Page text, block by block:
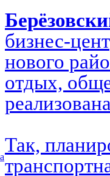
бизнес-
нового
отдых,
Так,